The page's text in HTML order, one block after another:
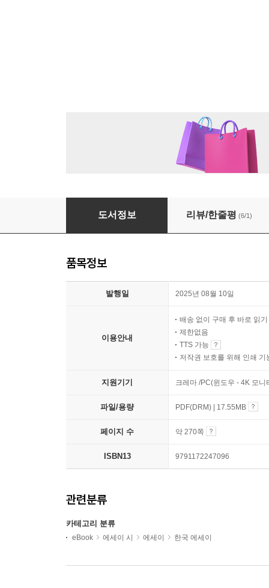
나부터 달라지는 중
도서정보 리뷰/한줄평 (6/1)
품목정보
발행일 2025년 08월 10일
이용안내
배송 없이 구매 후 바로 읽기
제한없음
TTS 가능
저작권 보호를 위해 인쇄 기
지원기기 크레마 /PC(윈도우 - 4K 모
파일/용량 PDF(DRM) | 17.55MB
페이지 수 약 270쪽
ISBN13 9791172247096
관련분류
카테고리 분류
eBook 에세이 시 에세이 한국 에세이